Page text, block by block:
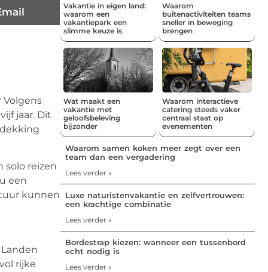
Volgens
jaar. Dit
solo reizen
een
kunnen
rijke
Vakantie in eigen land:
waarom een
vakantiepark een
slimme keuze is
Waarom
buitenactiviteiten teams
sneller in beweging
brengen
Wat maakt een
vakantie met
geloofsbeleving
bijzonder
Waarom interactieve
catering steeds vaker
centraal staat op
evenementen
Waarom samen koken meer zegt over een
team dan een vergadering
Lees verder »
Luxe naturistenvakantie en zelfvertrouwen:
een krachtige combinatie
Lees verder »
Bordestrap kiezen: wanneer een tussenbord
echt nodig is
Lees verder »